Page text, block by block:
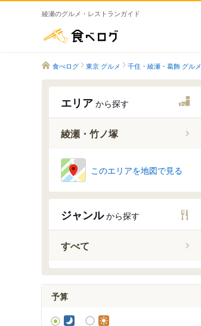
綾瀬のグルメ・レストランガイド
食べログ 東京 グルメ 千住・綾瀬・葛飾 グルメ
エリア から探す
綾瀬・竹ノ塚
このエリアを地図で見る
ジャンルから探す
すべて
予算